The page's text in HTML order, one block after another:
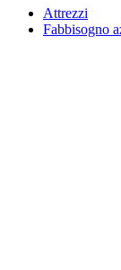
Attrezzi
Fabbisogno